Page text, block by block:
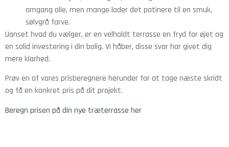
omgang olie, men mange lader det patinere til en smuk,
sølvgrå farve.
Uanset hvad du vælger, er en velholdt terrasse en fryd for øjet og
en solid investering i din bolig. Vi håber, disse svar har givet dig
mere klarhed.
Prøv en af vores prisberegnere herunder for at tage næste skridt
og få en konkret pris på dit projekt.
Beregn prisen på din nye træterrasse her